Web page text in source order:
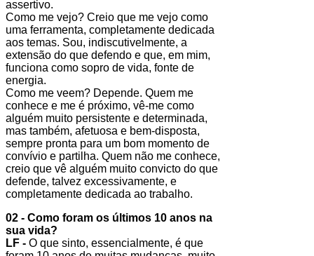
assertivo.
Como me vejo? Creio que me vejo como
uma ferramenta, completamente dedicada
aos temas. Sou, indiscutivelmente, a
extensão do que defendo e que, em mim,
funciona como sopro de vida, fonte de
energia.
Como me veem? Depende. Quem me
conhece e me é próximo, vê-me como
alguém muito persistente e determinada,
mas também, afetuosa e bem-disposta,
sempre pronta para um bom momento de
convívio e partilha. Quem não me conhece,
creio que vê alguém muito convicto do que
defende, talvez excessivamente, e
completamente dedicada ao trabalho.
02 - Como foram os últimos 10 anos na
sua vida?
LF - O que sinto, essencialmente, é que